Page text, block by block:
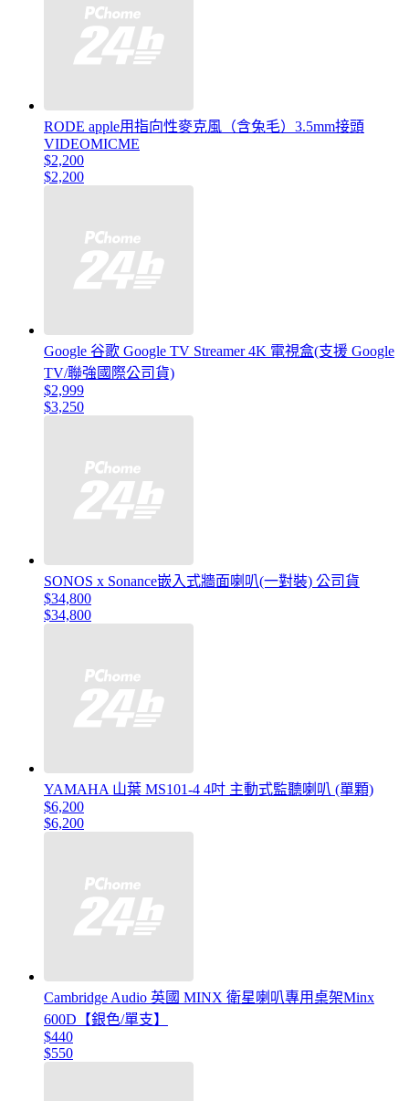
RODE apple用指向性麥克風（含兔毛）3.5mm接頭
VIDEOMICME
$2,200
$2,200
Google 谷歌 Google TV Streamer 4K 電視盒(支援 Google
TV/聯強國際公司貨)
$2,999
$3,250
SONOS x Sonance嵌入式牆面喇叭(一對裝) 公司貨
$34,800
$34,800
YAMAHA 山葉 MS101-4 4吋 主動式監聽喇叭 (單顆)
$6,200
$6,200
Cambridge Audio 英國 MINX 衛星喇叭專用桌架Minx
600D【銀色/單支】
$440
$550